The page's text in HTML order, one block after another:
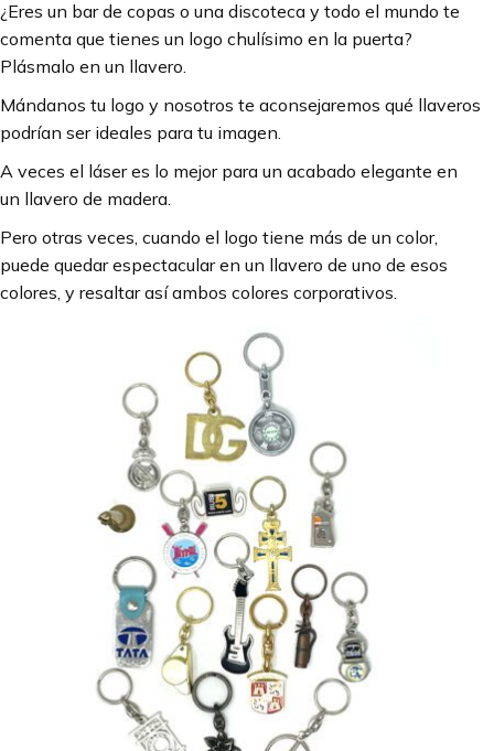
¿Eres un bar de copas o una discoteca y todo el mundo te
comenta que tienes un logo chulísimo en la puerta?
Plásmalo en un llavero.
Mándanos tu logo y nosotros te aconsejaremos qué llaveros
podrían ser ideales para tu imagen.
A veces el láser es lo mejor para un acabado elegante en
un llavero de madera.
Pero otras veces, cuando el logo tiene más de un color,
puede quedar espectacular en un llavero de uno de esos
colores, y resaltar así ambos colores corporativos.